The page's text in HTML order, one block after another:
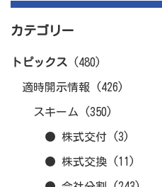
カテゴリー
トピックス (480)
適時開示情報 (426)
スキーム (350)
● 株式交付 (3)
● 株式交換 (11)